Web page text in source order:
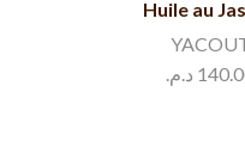
Huile au
د.م.